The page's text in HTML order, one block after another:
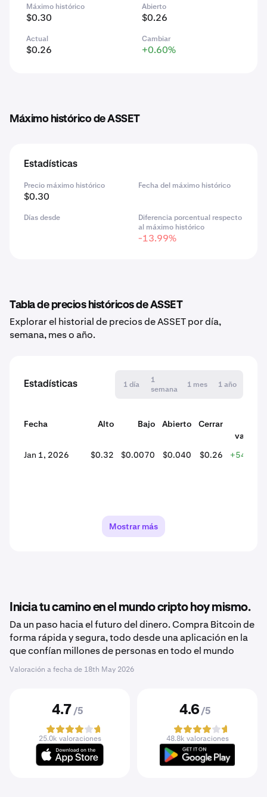
Máximo histórico
$0.30
Abierto
$0.26
Actual
$0.26
Cambiar
+0.60%
Máximo histórico de ASSET
Estadísticas
Precio máximo histórico
$0.30
Fecha del máximo histórico
Días desde
Diferencia porcentual respecto
al máximo histórico
-13.99%
Tabla de precios históricos de ASSET
Explorar el historial de precios de ASSET por día,
semana, mes o año.
Estadísticas 1 día
1
semana
1 mes 1 año
Fecha Alto Bajo Abierto Cerrar
Jan 1, 2026
$0.32 $0.0070 $0.040 $0.26
Mostrar más
Inicia tu camino en el mundo cripto hoy mismo.
Da un paso hacia el futuro del dinero. Compra Bitcoin de
forma rápida y segura, todo desde una aplicación en la
que confían millones de personas en todo el mundo
Valoración a fecha de 18th May 2026
4.7 /5
25.0k valoraciones
4.6 /5
48.8k valoraciones